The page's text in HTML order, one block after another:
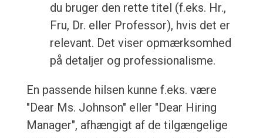
du bruger den rette titel (f.eks. Hr.,
Fru, Dr. eller Professor), hvis det er
relevant. Det viser opmærksomhed
på detaljer og professionalisme.
En passende hilsen kunne f.eks. være
"Dear Ms. Johnson" eller "Dear Hiring
Manager", afhængigt af de tilgængelige